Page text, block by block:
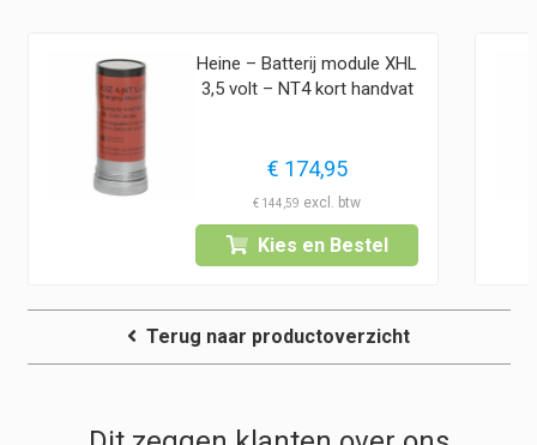
Heine – Batterij module XHL
3,5 volt – NT4 kort handvat
€ 174,95
€ 144,59
Kies en Bestel
Terug naar productoverzicht